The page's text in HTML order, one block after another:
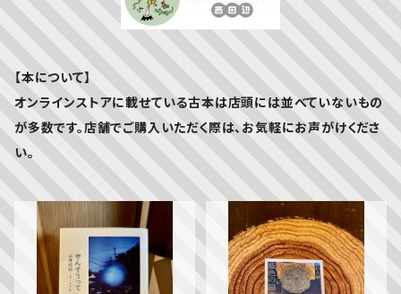
【本について】
オンラインストアに載せている古本は店頭には並べていないもの
が多数です。店舗でご購入いただく際は、お気軽にお声がけくださ
い。